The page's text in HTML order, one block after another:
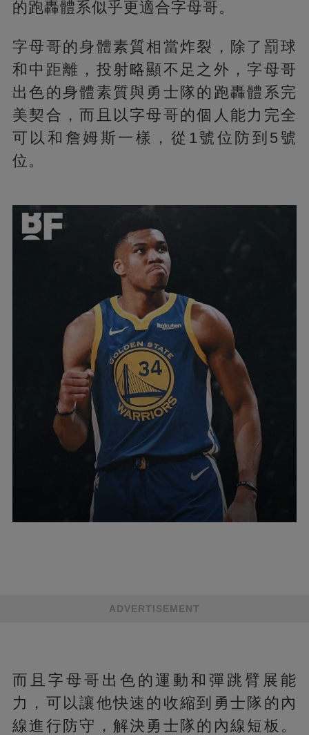
的跑轟體系似乎更適合字母哥。
字母哥的身體素質相當炸裂，除了罰球
和中距離，投射略顯不足之外，字母哥
出色的身體素質與勇士隊的跑轟體系完
美契合，而且以字母哥的個人能力完全
可以和詹姆斯一樣，從1號位防到5號
位。
ADVERTISEMENT
而且字母哥出色的運動和彈跳臂展能
力，可以讓他快速的收縮到勇士隊的內
線進行防守，解決勇士隊的內線短板。